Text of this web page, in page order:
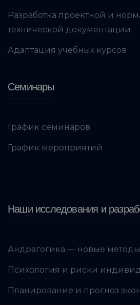
Разработка проектной и
технической документации
Адаптация учебных курсов
Семинары
График семинаров
График мероприятий
Наши исследования и
Андрагогика — новые
Психология и риски
Планирование и прогноз